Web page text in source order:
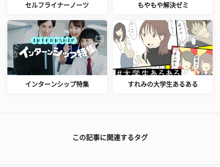
セルフライナーノーツ もやもや解決ゼミ
インターンシップ特集 すれみの大学生あるある
この記事に関連するタグ